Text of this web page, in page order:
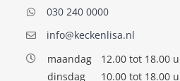
030 240 0000
info@keckenlisa.nl
maandag
12.00 tot 18.00 u
dinsdag
10.00 tot 18.00 u